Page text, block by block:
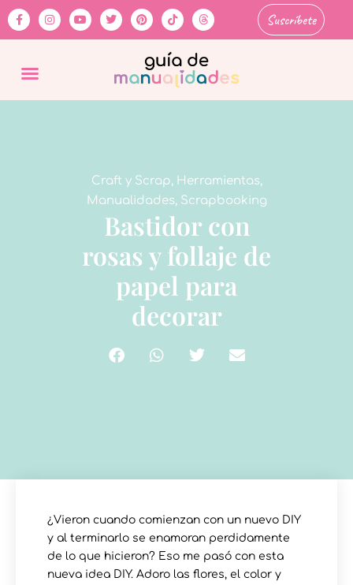
Suscríbete
Craft y Scrap, Herramientas,
Manualidades, Scrapbooking
Bastidor con
rosas y follaje de
papel para
decorar
¿Vieron cuando comienzan con un nuevo DIY
y al terminarlo se enamoran perdidamente
de lo que hicieron? Eso me pasó con esta
nueva idea DIY. Adoro las flores, el color y